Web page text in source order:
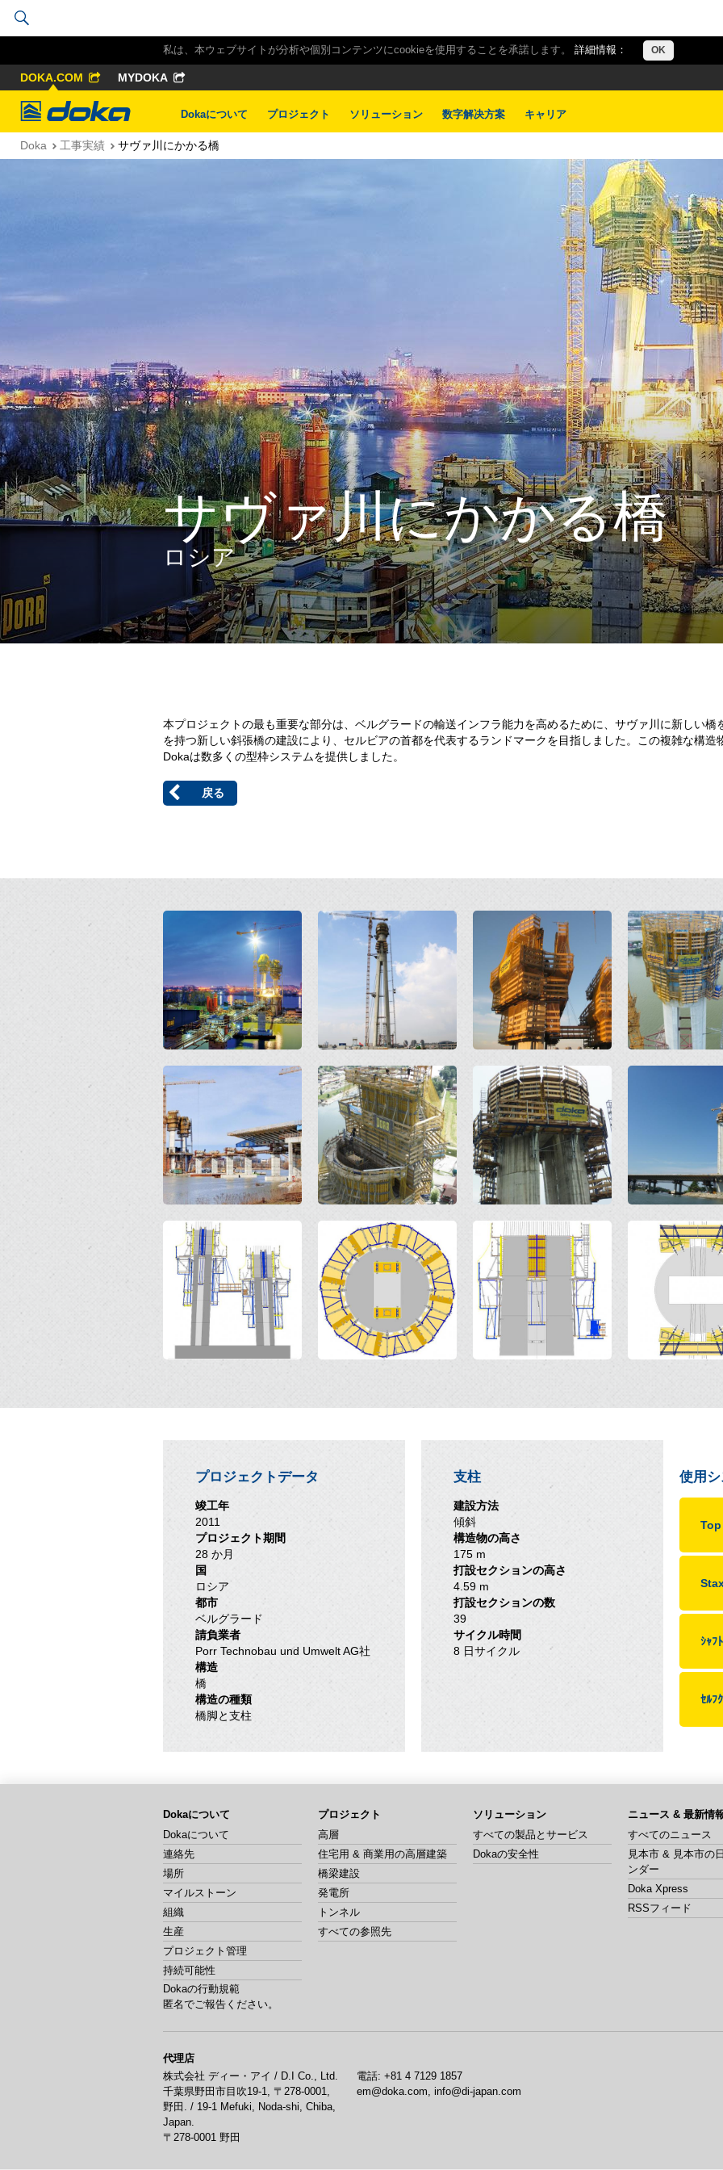
私は、本ウェブサイトが分析や個別コンテンツにcookieを使用することを承諾します。 詳細情報： OK
DOKA.COM MYDOKA
Doka
Dokaについて
プロジェクト ソリューション 数字解决方案 キャリア
Doka 工事実績 サヴァ川にかかる橋
サヴァ川にかかる橋
ロシア
本プロジェクトの最も重要な部分は、ベルグラードの輸送インフラ能力を高めるために、サヴァ川に新しい
を持つ新しい斜張橋の建設により、セルビアの首都を代表するランドマークを目指しました。この複雑な構
Dokaは数多くの型枠システムを提供しました。
戻る
Open Open
Open Open Open
Open Open
プロジェクトデータ
竣工年
2011
プロジェクト期間
28 か月
国
ロシア
都市
ベルグラード
請負業者
Porr Technobau und Umwelt AG社
構造
橋
構造の種類
橋脚と支柱
支柱
建設方法
傾斜
構造物の高さ
175 m
打設セクションの高さ
4.59 m
打設セクションの数
39
サイクル時間
8 日サイクル
使用
Top
ｼｬﾌ
ｾﾙﾌ
Dokaについて
Dokaについて
連絡先
場所
マイルストーン
組織
生産
プロジェクト管理
持続可能性
Dokaの行動規範
匿名でご報告ください。
プロジェクト
高層
住宅用 & 商業用の高層建築
橋梁建設
発電所
トンネル
すべての参照先
ソリューション
すべての製品とサービス
Dokaの安全性
ニュース & 最新情
すべてのニュース
見本市 & 見本市の
ンダー
Doka Xpress
RSSフィード
代理店
株式会社 ディー・アイ / D.I Co., Ltd.
千葉県野田市目吹19-1, 〒278-0001,
野田. / 19-1 Mefuki, Noda-shi, Chiba,
Japan.
〒278-0001 野田
電話: +81 4 7129 1857
em@doka.com, info@di-japan.com